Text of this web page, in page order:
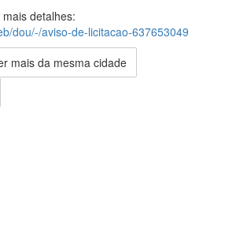
detalhes:
dou/-/aviso-de-licitacao-637653049
mais da mesma cidade